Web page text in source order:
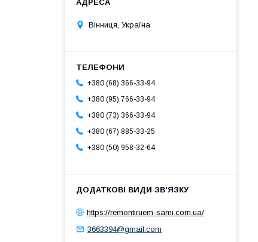
Вінниця, Україна
+380 (68) 366-33-94
+380 (95) 766-33-94
+380 (73) 366-33-94
+380 (67) 885-33-25
+380 (50) 958-32-64
https://remontiruem-sami.com.ua/
3663394@gmail.com